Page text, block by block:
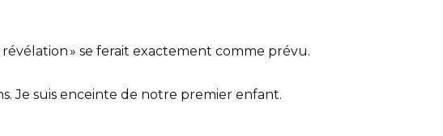
révélation » se ferait exactement comme prévu.
Je suis enceinte de notre premier enfant.